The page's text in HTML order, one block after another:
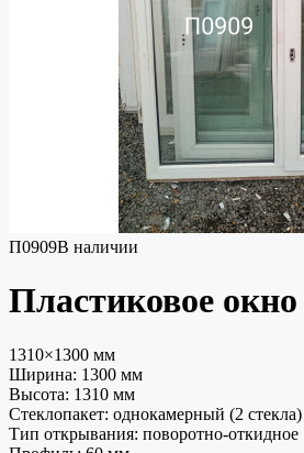
П0909В наличии
Пластиковое окно
1310×1300 мм
Ширина: 1300 мм
Высота: 1310 мм
Стеклопакет: однокамерный (2 стекла)
Тип открывания: поворотно-откидное